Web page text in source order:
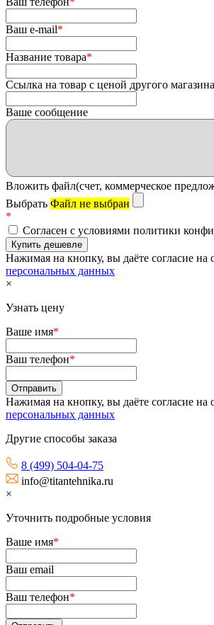
Ваш e-mail*
Название товара*
Ссылка на товар с ценой другого магазина
Ваше сообщение
Вложить файл(счет, коммерческое
Выбрать Файл не выбран
*
Согласен с условиями политики
Нажимая на кнопку, вы даёте согласие на
персональных данных
×
Узнать цену
Ваше имя*
Ваш телефон*
Нажимая на кнопку, вы даёте согласие на
персональных данных
Другие способы заказа
8 (499) 504-04-75
info@titantehnika.ru
×
Уточнить подробные условия
Ваше имя*
Ваш email
Ваш телефон*